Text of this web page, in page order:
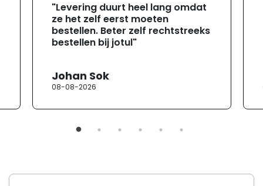
"Levering duurt heel lang omdat
ze het zelf eerst moeten
bestellen. Beter zelf rechtstreeks
bestellen bij jotul"
Johan Sok
08-08-2026